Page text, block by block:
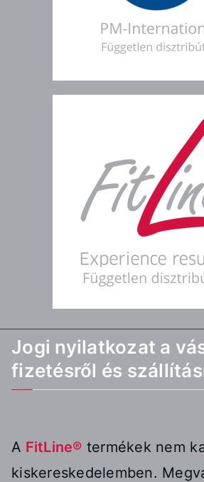
Jogi nyilatkozat a
fizetésről és
A FitLine® termékek nem
kiskereskedelemben.